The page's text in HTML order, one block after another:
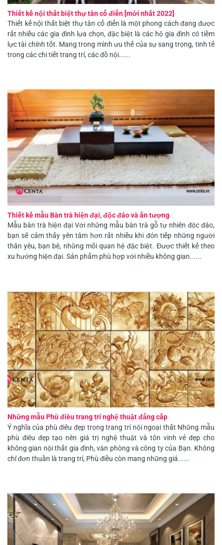
Thiết kế nội thất biệt thự tân cổ điển [mới nhất 2022]
Thiết kế nội thất biệt thự tân cổ điển là một phong cách đang được
rất nhiều các gia đình lựa chọn, đặc biệt là các hộ gia đình có tiềm
lực tài chính tốt. Mang trong mình ưu thế của sự sang trọng, tinh tế
trong các chi tiết trang trí, các đồ nội......
Thiết kế mẫu Bàn trà hiện đại, độc đáo và ấn tượng
Mẫu bàn trà hiện đại Với những mẫu bàn trà gỗ tự nhiên độc đáo,
bạn sẽ cảm thấy yên tâm hơn rất nhiều khi đón tiếp những người
thân yêu, bạn bè, những mối quan hệ đặc biệt. Được thiết kế theo
xu hướng hiện đại. Sản phẩm phù hợp với nhiều không gian......
Những mẫu Phù điêu trang trí nghệ thuật đẳng cấp
Ý nghĩa của phù điêu đẹp trong trang trí nội ngoại thất Những mẫu
phù điêu đẹp tạo nên giá trị nghệ thuật và tôn vinh vẻ đẹp cho
không gian nội thất gia đình, văn phòng và công ty của Bạn. Không
chỉ đơn thuần là trang trí, Phù điều còn mang những giá......